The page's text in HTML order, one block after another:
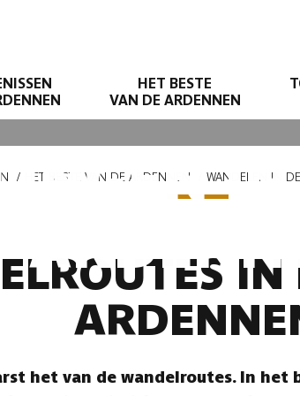
HET BESTE
VAN DE ARDENNEN
IN
HET BESTE VAN DE ARDENNEN WANDELEN IN
IN
het van de wandelroutes. In